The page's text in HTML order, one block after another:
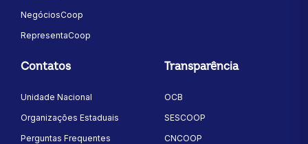
NegóciosCoop
RepresentaCoop
Contatos
Unidade Nacional
Organizações Estaduais
Perguntas Frequentes
Transparência
OCB
SESCOOP
CNCOOP